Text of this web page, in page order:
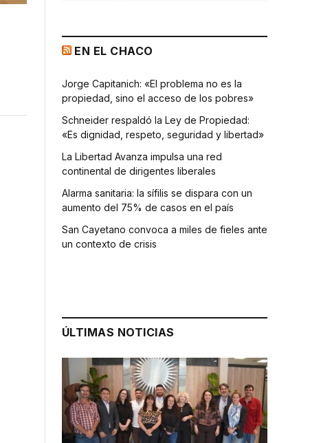
EN EL CHACO
Jorge Capitanich: «El problema no es la
propiedad, sino el acceso de los pobres»
Schneider respaldó la Ley de Propiedad:
«Es dignidad, respeto, seguridad y libertad»
La Libertad Avanza impulsa una red
continental de dirigentes liberales
Alarma sanitaria: la sífilis se dispara con un
aumento del 75% de casos en el país
San Cayetano convoca a miles de fieles ante
un contexto de crisis
ÚLTIMAS NOTICIAS